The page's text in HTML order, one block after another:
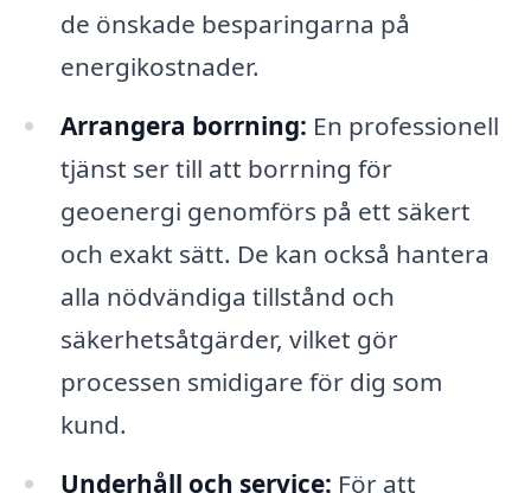
de önskade besparingarna på
energikostnader.
Arrangera borrning: En professionell
tjänst ser till att borrning för
geoenergi genomförs på ett säkert
och exakt sätt. De kan också hantera
alla nödvändiga tillstånd och
säkerhetsåtgärder, vilket gör
processen smidigare för dig som
kund.
Underhåll och service: För att